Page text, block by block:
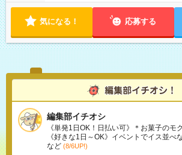
気になる！ 応募する
編集部イチオシ
《単発1日OK！日払い可》＊お菓子のモ
《好きな1日～OK》イベントでイス並べ
など (8/6UP!)